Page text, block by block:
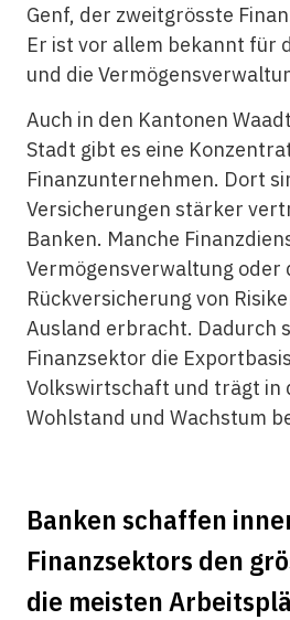
Genf, der zweitgrösste
Er ist vor allem bekannt für
und die
Auch in den Kantonen
Stadt gibt es eine
Finanzunternehmen. Dort
Versicherungen stärker
Banken. Manche
Vermögensverwaltung oder
Rückversicherung von
Ausland erbracht. Dadurch
Finanzsektor die
Volkswirtschaft und trägt in
Wohlstand und Wachstum
Banken schaffen
Finanzsektors den
die meisten